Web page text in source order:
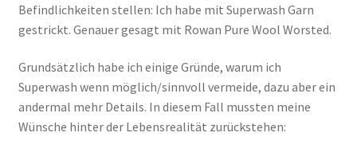
Befindlichkeiten stellen: Ich habe mit Superwash Garn
gestrickt. Genauer gesagt mit Rowan Pure Wool Worsted.
Grundsätzlich habe ich einige Gründe, warum ich
Superwash wenn möglich/sinnvoll vermeide, dazu aber ein
andermal mehr Details. In diesem Fall mussten meine
Wünsche hinter der Lebensrealität zurückstehen: